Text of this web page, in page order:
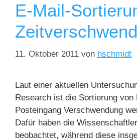
E-Mail-
11. Oktober 2011 von hschmidt
Laut einer aktuellen
Research ist die Sortierung von
Posteingang Verschwendung
Dafür haben die
beobachtet, während diese